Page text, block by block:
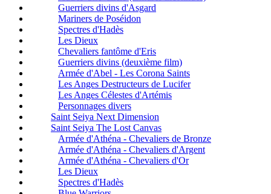
Guerriers divins d'Asgard
Mariners de Poséidon
Spectres d'Hadès
Les Dieux
Chevaliers fantôme d'Eris
Guerriers divins (deuxième film)
Armée d'Abel - Les Corona Saints
Les Anges Destructeurs de Lucifer
Les Anges Célestes d'Artémis
Personnages divers
Saint Seiya Next Dimension
Saint Seiya The Lost Canvas
Armée d'Athéna - Chevaliers de Bronze
Armée d'Athéna - Chevaliers d'Argent
Armée d'Athéna - Chevaliers d'Or
Les Dieux
Spectres d'Hadès